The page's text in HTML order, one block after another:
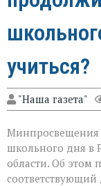
учиться?
"Наша газета"
Минпросвещения
школьного дня в
области. Об этом
соответствующий